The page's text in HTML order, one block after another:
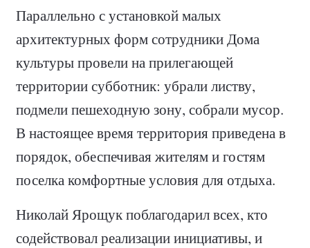
Параллельно с установкой малых
архитектурных форм сотрудники Дома
культуры провели на прилегающей
территории субботник: убрали листву,
подмели пешеходную зону, собрали мусор.
В настоящее время территория приведена в
порядок, обеспечивая жителям и гостям
поселка комфортные условия для отдыха.
Николай Ярощук поблагодарил всех, кто
содействовал реализации инициативы, и